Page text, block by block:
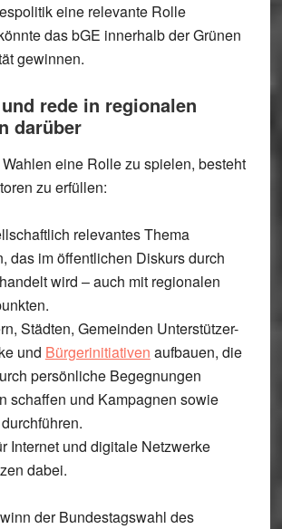
eine relevante Rolle
das bGE innerhalb der Grünen
gewinnen.
rede in regionalen
darüber
eine Rolle zu spielen, besteht
zu erfüllen:
relevantes Thema
das im öffentlichen Diskurs durch
wird – auch mit regionalen
Städten, Gemeinden Unterstützer-
und Bürgerinitiativen aufbauen, die
persönliche Begegnungen
schaffen und Kampagnen sowie
Internet und digitale Netzwerke
dabei.
der Bundestagswahl des